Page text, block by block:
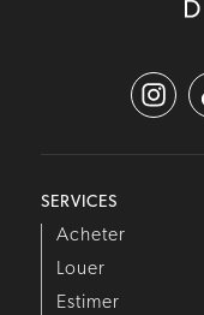
SERVICES
Acheter
Louer
Estimer